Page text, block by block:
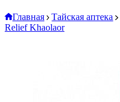
Главная Тайская аптека
Relief Khaolaor